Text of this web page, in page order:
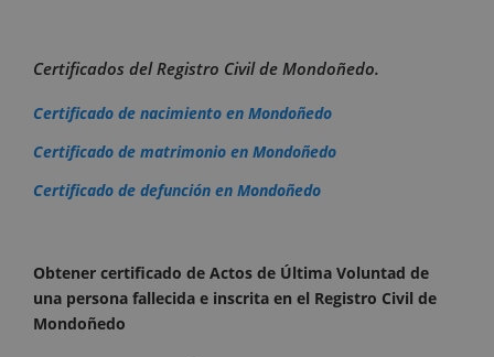
Certificados del Registro Civil de Mondoñedo.
Certificado de nacimiento en Mondoñedo
Certificado de matrimonio en Mondoñedo
Certificado de defunción en Mondoñedo
Obtener certificado de Actos de Última Voluntad de
una persona fallecida e inscrita en el Registro Civil de
Mondoñedo